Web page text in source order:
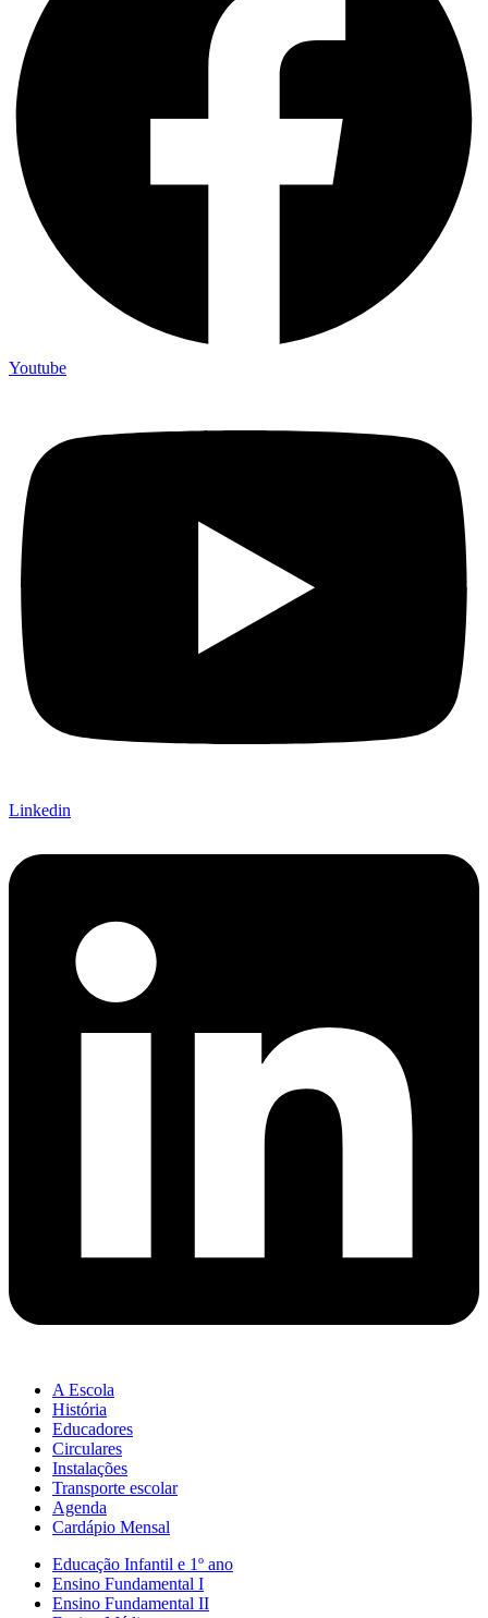
Youtube
Linkedin
A Escola
História
Educadores
Circulares
Instalações
Transporte escolar
Agenda
Cardápio Mensal
Educação Infantil e 1º ano
Ensino Fundamental I
Ensino Fundamental II